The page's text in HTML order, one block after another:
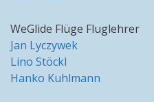
WeGlide Flüge Fluglehrer
Jan Lyczywek
Lino Stöckl
Hanko Kuhlmann